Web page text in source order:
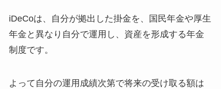
iDeCoは、自分が拠出した掛金を、国民年金や厚生
年金と異なり自分で運用し、資産を形成する年金
制度です。
よって自分の運用成績次第で将来の受け取る額は